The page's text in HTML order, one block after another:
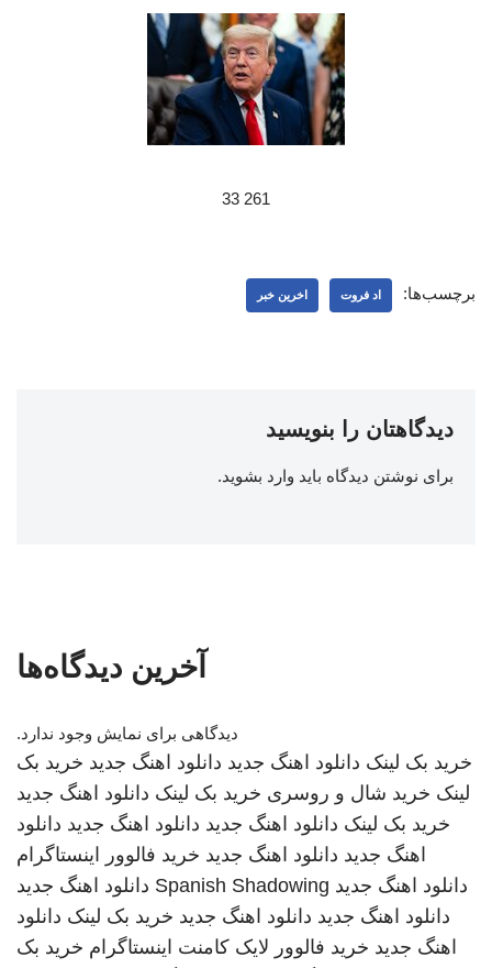
261 33
برچسب‌ها: اد فروت اخرین خبر
دیدگاهتان را بنویسید
برای نوشتن دیدگاه باید وارد بشوید.
آخرین دیدگاه‌ها
دیدگاهی برای نمایش وجود ندارد.
خرید بک لینک دانلود اهنگ جدید دانلود اهنگ جدید خرید بک
لینک خرید شال و روسری خرید بک لینک دانلود اهنگ جدید
خرید بک لینک دانلود اهنگ جدید دانلود اهنگ جدید دانلود
اهنگ جدید دانلود اهنگ جدید خرید فالوور اینستاگرام
دانلود اهنگ جدید Spanish Shadowing دانلود اهنگ جدید
دانلود اهنگ جدید دانلود اهنگ جدید خرید بک لینک دانلود
اهنگ جدید خرید فالوور لایک کامنت اینستاگرام خرید بک